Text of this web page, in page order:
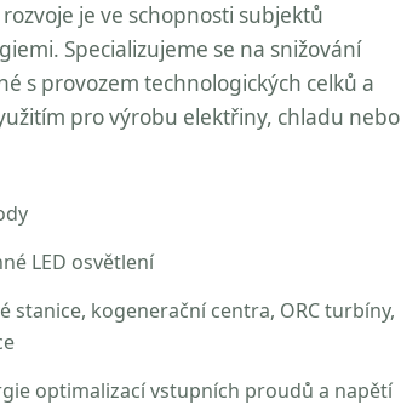
je ve schopnosti subjektů
Specializujeme se na snižování
s provozem technologických celků a
pro výrobu elektřiny, chladu nebo
LED osvětlení
stanice, kogenerační centra, ORC turbíny,
optimalizací vstupních proudů a napětí